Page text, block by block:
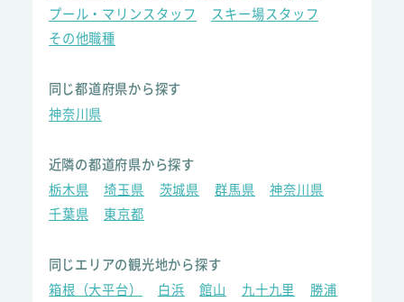
プール・マリンスタッフ
スキー場スタッフ
その他職種
同じ都道府県から探す
神奈川県
近隣の都道府県から探す
栃木県
埼玉県 茨城県 群馬県
神奈川県
千葉県
東京都
同じエリアの観光地から探す
箱根（大平台）
白浜 館山 九十九里
勝浦